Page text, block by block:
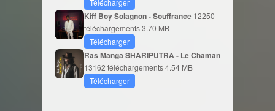
Télécharger
Kiff Boy Solagnon - Souffrance 12250
téléchargements3.70 MB
Télécharger
Ras Manga SHARIPUTRA - Le Chaman
13162 téléchargements4.54 MB
Télécharger